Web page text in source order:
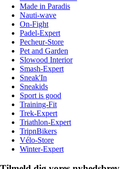
Made in Paradis
Nauti-wave
On-Fight
Padel-Expert
Pecheur-Store
Pet and Garden
Slowood Interior
Smash-Expert
Sneak'In
Sneakids
Sport is good
Training-Fit
Trek-Expert
Triathlon-Expert
TripnBikers
Vélo-Store
Winter-Expert